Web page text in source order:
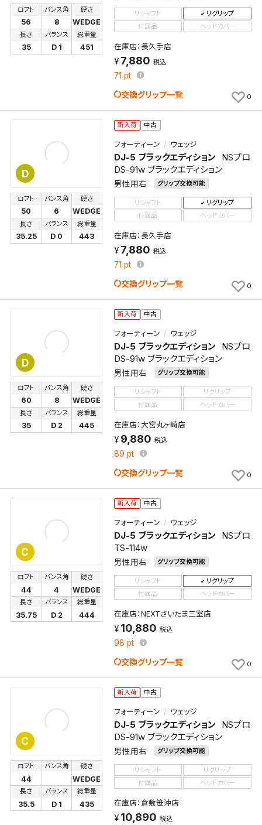
ロフト
56
バンス角
8
硬さ
WEDGE
長さ
35
バランス
D 1
総重量
451
リシャフト
リグリップ
付属品
ヘッドカバー
在庫店：長久手店
7,880 税込
71 pt
交換グリップ一覧 0
D
新入荷 中古
フォーティーン ウェッジ
DJ-5 ブラックエディション
NSプロ
DS-91w ブラックエディション
男性用右 グリップ交換可能
ロフト
50
バンス角
6
硬さ
WEDGE
長さ
35.25
バランス
D 0
総重量
443
リシャフト
リグリップ
付属品
ヘッドカバー
在庫店：長久手店
7,880 税込
71 pt
交換グリップ一覧 0
D
新入荷 中古
フォーティーン ウェッジ
DJ-5 ブラックエディション
NSプロ
DS-91w ブラックエディション
男性用右 グリップ交換可能
ロフト
60
バンス角
8
硬さ
WEDGE
長さ
35
バランス
D 2
総重量
445
リシャフト
リグリップ
付属品
ヘッドカバー
在庫店：大宮丸ヶ崎店
9,880 税込
89 pt
交換グリップ一覧 0
C
新入荷 中古
フォーティーン ウェッジ
DJ-5 ブラックエディション
NSプロ
TS-114w
男性用右 グリップ交換可能
ロフト
44
バンス角
4
硬さ
WEDGE
長さ
35.75
バランス
D 2
総重量
444
リシャフト
リグリップ
付属品
ヘッドカバー
在庫店：NEXTさいたま三室店
10,880 税込
98 pt
交換グリップ一覧 0
C
新入荷 中古
フォーティーン ウェッジ
DJ-5 ブラックエディション
NSプロ
DS-91w ブラックエディション
男性用右 グリップ交換可能
ロフト
44
バンス角 硬さ
WEDGE
長さ
35.5
バランス
D 1
総重量
435
リシャフト
リグリップ
付属品
ヘッドカバー
在庫店：倉敷笹沖店
10,890 税込